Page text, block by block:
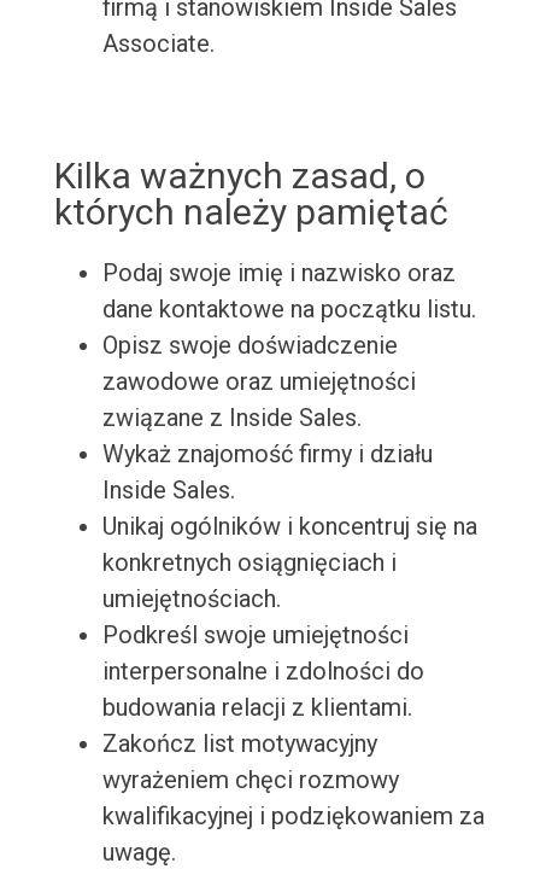
firmą i stanowiskiem Inside Sales
Associate.
Kilka ważnych zasad, o
których należy pamiętać
Podaj swoje imię i nazwisko oraz
dane kontaktowe na początku listu.
Opisz swoje doświadczenie
zawodowe oraz umiejętności
związane z Inside Sales.
Wykaż znajomość firmy i działu
Inside Sales.
Unikaj ogólników i koncentruj się na
konkretnych osiągnięciach i
umiejętnościach.
Podkreśl swoje umiejętności
interpersonalne i zdolności do
budowania relacji z klientami.
Zakończ list motywacyjny
wyrażeniem chęci rozmowy
kwalifikacyjnej i podziękowaniem za
uwagę.